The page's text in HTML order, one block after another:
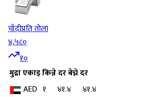
चाँदीप्रति तोला
४,५८०
१०
मुद्राएकाइकिन्ने दरबेच्ने दर
AED १ ४१.४
४१.४